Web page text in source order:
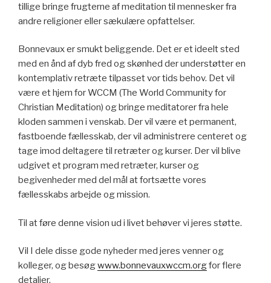
tillige bringe frugterne af meditation til mennesker fra
andre religioner eller sækulære opfattelser.
Bonnevaux er smukt beliggende. Det er et ideelt sted
med en ånd af dyb fred og skønhed der understøtter en
kontemplativ retræte tilpasset vor tids behov. Det vil
være et hjem for WCCM (The World Community for
Christian Meditation) og bringe meditatorer fra hele
kloden sammen i venskab. Der vil være et permanent,
fastboende fællesskab, der vil administrere centeret og
tage imod deltagere til retræter og kurser. Der vil blive
udgivet et program med retræter, kurser og
begivenheder med del mål at fortsætte vores
fællesskabs arbejde og mission.
Til at føre denne vision ud i livet behøver vi jeres støtte.
Vil I dele disse gode nyheder med jeres venner og
kolleger, og besøgwww.bonnevauxwccm.orgfor flere
detaljer.